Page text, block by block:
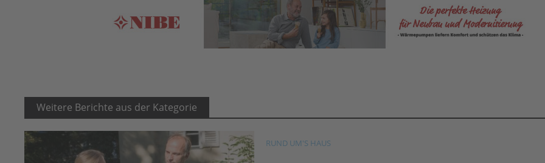
Weitere Berichte aus der Kategorie
RUND UM'S HAUS